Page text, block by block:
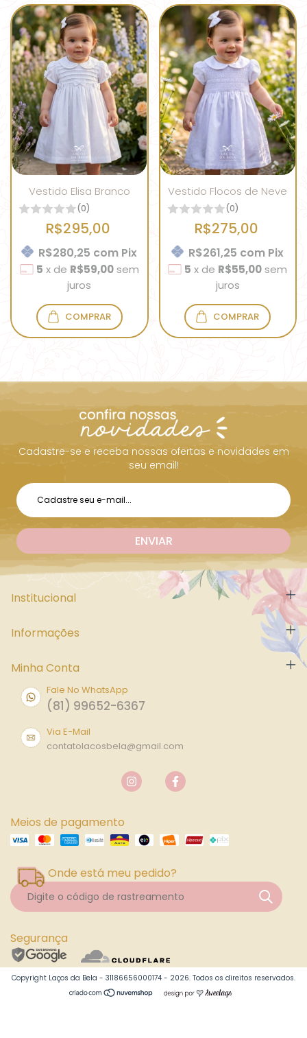
Vestido Elisa Branco
(0)
R$295,00
R$280,25 com Pix
5 x de R$59,00 sem
juros
COMPRAR
Vestido Flocos de Neve
(0)
R$275,00
R$261,25 com Pix
5 x de R$55,00 sem
juros
COMPRAR
Cadastre-se e receba nossas ofertas e novidades em
seu email!
Institucional
Informações
Minha Conta
Fale No WhatsApp
(81) 99652-6367
Via E-Mail
contatolacosbela@gmail.com
Meios de pagamento
Onde está meu pedido?
Segurança
Copyright Laços da Bela - 31186656000174 - 2026. Todos os direitos reservados.